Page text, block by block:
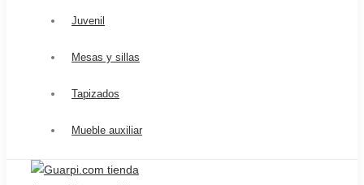
Juvenil
Mesas y sillas
Tapizados
Mueble auxiliar